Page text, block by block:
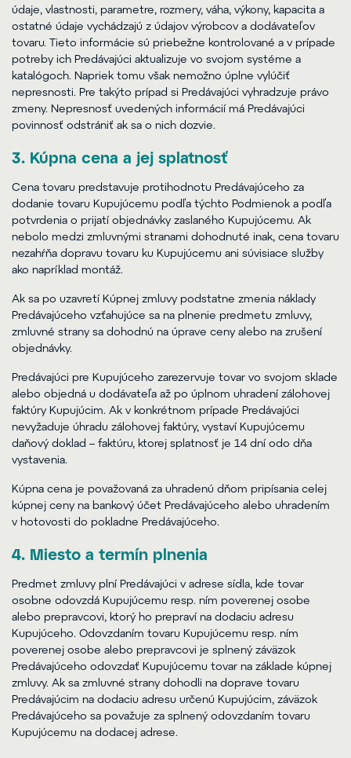
údaje, vlastnosti, parametre, rozmery, váha, výkony, kapacita a
ostatné údaje vychádzajú z údajov výrobcov a dodávateľov
tovaru. Tieto informácie sú priebežne kontrolované a v prípade
potreby ich Predávajúci aktualizuje vo svojom systéme a
katalógoch. Napriek tomu však nemožno úplne vylúčiť
nepresnosti. Pre takýto prípad si Predávajúci vyhradzuje právo
zmeny. Nepresnosť uvedených informácií má Predávajúci
povinnosť odstrániť ak sa o nich dozvie.
3. Kúpna cena a jej splatnosť
Cena tovaru predstavuje protihodnotu Predávajúceho za
dodanie tovaru Kupujúcemu podľa týchto Podmienok a podľa
potvrdenia o prijatí objednávky zaslaného Kupujúcemu. Ak
nebolo medzi zmluvnými stranami dohodnuté inak, cena tovaru
nezahŕňa dopravu tovaru ku Kupujúcemu ani súvisiace služby
ako napríklad montáž.
Ak sa po uzavretí Kúpnej zmluvy podstatne zmenia náklady
Predávajúceho vzťahujúce sa na plnenie predmetu zmluvy,
zmluvné strany sa dohodnú na úprave ceny alebo na zrušení
objednávky.
Predávajúci pre Kupujúceho zarezervuje tovar vo svojom sklade
alebo objedná u dodávateľa až po úplnom uhradení zálohovej
faktúry Kupujúcim. Ak v konkrétnom prípade Predávajúci
nevyžaduje úhradu zálohovej faktúry, vystaví Kupujúcemu
daňový doklad – faktúru, ktorej splatnosť je 14 dní odo dňa
vystavenia.
Kúpna cena je považovaná za uhradenú dňom pripísania celej
kúpnej ceny na bankový účet Predávajúceho alebo uhradením
v hotovosti do pokladne Predávajúceho.
4. Miesto a termín plnenia
Predmet zmluvy plní Predávajúci v adrese sídla, kde tovar
osobne odovzdá Kupujúcemu resp. ním poverenej osobe
alebo prepravcovi, ktorý ho prepraví na dodaciu adresu
Kupujúceho. Odovzdaním tovaru Kupujúcemu resp. ním
poverenej osobe alebo prepravcovi je splnený záväzok
Predávajúceho odovzdať Kupujúcemu tovar na základe kúpnej
zmluvy. Ak sa zmluvné strany dohodli na doprave tovaru
Predávajúcim na dodaciu adresu určenú Kupujúcim, záväzok
Predávajúceho sa považuje za splnený odovzdaním tovaru
Kupujúcemu na dodacej adrese.